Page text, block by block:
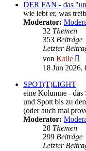
DER FAN - das
wie lebt er, was
Moderator:
32 Themen
353 Beiträge
Letzter
von Kalle
18 Jun 2026,
SPOT(T)LIGHT
eine Kolumne -
und Spott bis zu
(oder auch mal
Moderator:
28 Themen
299 Beiträge
Letzter